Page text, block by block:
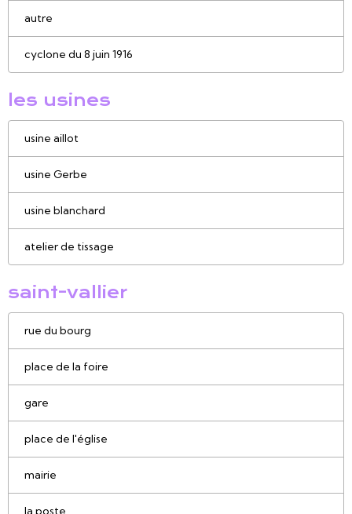
autre
cyclone du 8 juin 1916
les usines
usine aillot
usine Gerbe
usine blanchard
atelier de tissage
saint-vallier
rue du bourg
place de la foire
gare
place de l'église
mairie
la poste